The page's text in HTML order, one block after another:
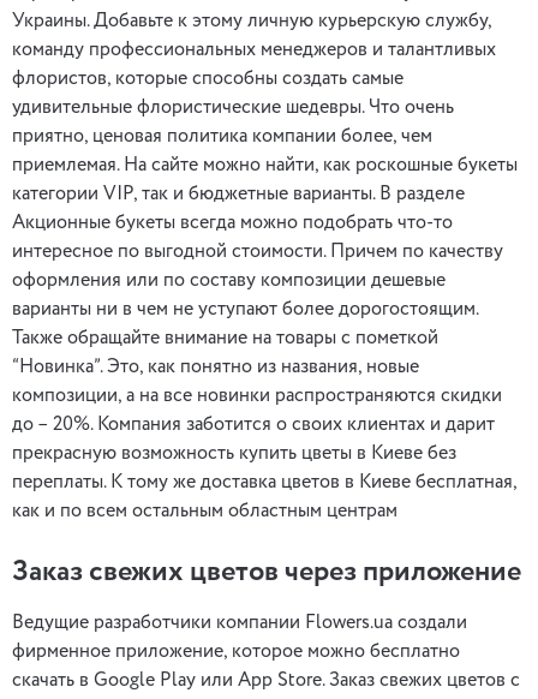
Украины. Добавьте к этому личную курьерскую службу,
команду профессиональных менеджеров и талантливых
флористов, которые способны создать самые
удивительные флористические шедевры. Что очень
приятно, ценовая политика компании более, чем
приемлемая. На сайте можно найти, как роскошные букеты
категории VIP, так и бюджетные варианты. В разделе
Акционные букеты всегда можно подобрать что-то
интересное по выгодной стоимости. Причем по качеству
оформления или по составу композиции дешевые
варианты ни в чем не уступают более дорогостоящим.
Также обращайте внимание на товары с пометкой
“Новинка”. Это, как понятно из названия, новые
композиции, а на все новинки распространяются скидки
до – 20%. Компания заботится о своих клиентах и дарит
прекрасную возможность купить цветы в Киеве без
переплаты. К тому же доставка цветов в Киеве бесплатная,
как и по всем остальным областным центрам
Заказ свежих цветов через приложение
Ведущие разработчики компании Flowers.ua создали
фирменное приложение, которое можно бесплатно
скачать в Google Play или App Store. Заказ свежих цветов с